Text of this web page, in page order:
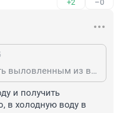
+2 –0
Он мог прыгнуть воду, быть выловленным из воды, и уже после всех приключений получить сердечный приступ.
и получить
в холодную воду в